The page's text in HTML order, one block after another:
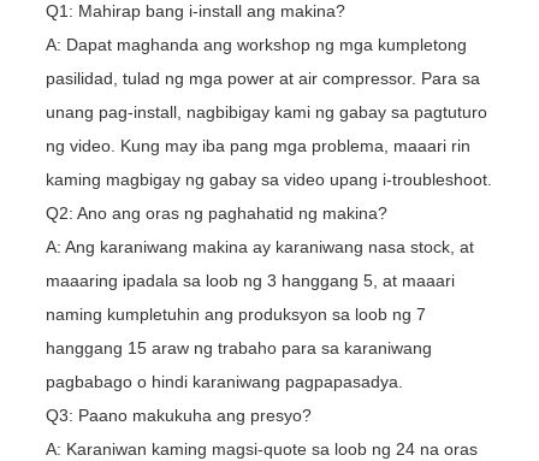
Q1: Mahirap bang i-install ang makina?
A: Dapat maghanda ang workshop ng mga kumpletong
pasilidad, tulad ng mga power at air compressor. Para sa
unang pag-install, nagbibigay kami ng gabay sa pagtuturo
ng video. Kung may iba pang mga problema, maaari rin
kaming magbigay ng gabay sa video upang i-troubleshoot.
Q2: Ano ang oras ng paghahatid ng makina?
A: Ang karaniwang makina ay karaniwang nasa stock, at
maaaring ipadala sa loob ng 3 hanggang 5, at maaari
naming kumpletuhin ang produksyon sa loob ng 7
hanggang 15 araw ng trabaho para sa karaniwang
pagbabago o hindi karaniwang pagpapasadya.
Q3: Paano makukuha ang presyo?
A: Karaniwan kaming magsi-quote sa loob ng 24 na oras